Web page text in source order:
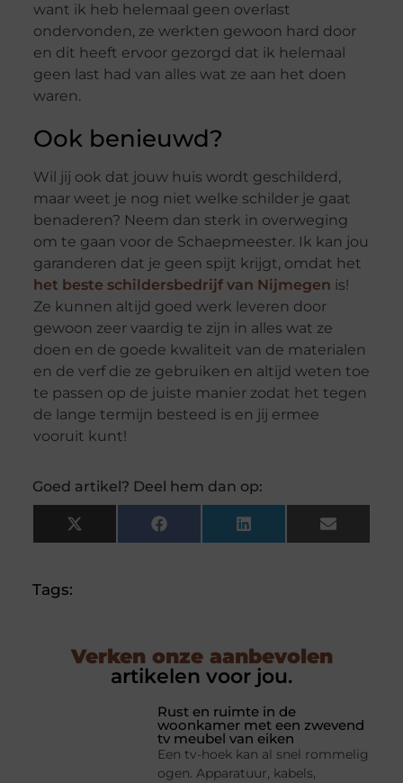
want ik heb helemaal geen overlast
ondervonden, ze werkten gewoon hard door
en dit heeft ervoor gezorgd dat ik helemaal
geen last had van alles wat ze aan het doen
waren.
Ook benieuwd?
Wil jij ook dat jouw huis wordt geschilderd,
maar weet je nog niet welke schilder je gaat
benaderen? Neem dan sterk in overweging
om te gaan voor de Schaepmeester. Ik kan jou
garanderen dat je geen spijt krijgt, omdat het
het beste schildersbedrijf van Nijmegen is!
Ze kunnen altijd goed werk leveren door
gewoon zeer vaardig te zijn in alles wat ze
doen en de goede kwaliteit van de materialen
en de verf die ze gebruiken en altijd weten toe
te passen op de juiste manier zodat het tegen
de lange termijn besteed is en jij ermee
vooruit kunt!
Goed artikel? Deel hem dan op:
X
(Twitter)
Facebook LinkedIn Email
Tags:
Verken onze aanbevolen
artikelen voor jou.
Rust en ruimte in de
woonkamer met een zwevend
tv meubel van eiken
Een tv-hoek kan al snel rommelig
ogen. Apparatuur, kabels,